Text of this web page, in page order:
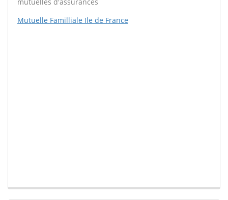
Mutuelle Familliale Ile de France